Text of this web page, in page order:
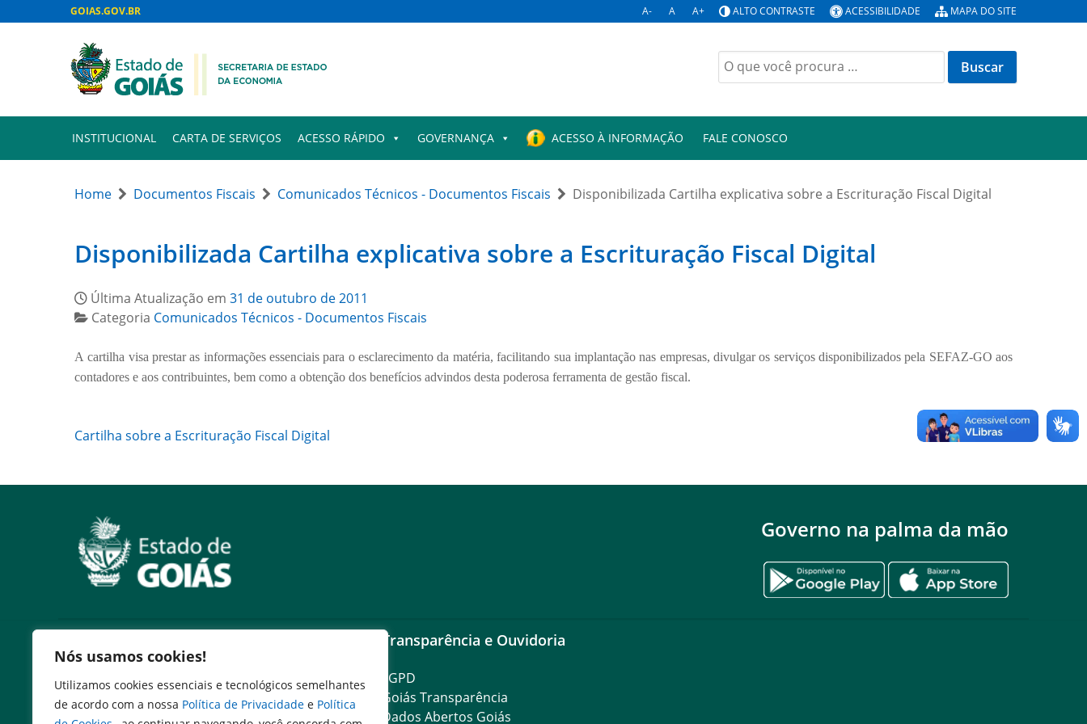
Nós usamos cookies!
Utilizamos cookies essenciais e tecnológicos semelhantes
de acordo com a nossa Política de Privacidade e Política
GOIAS.GOV.BR A- A A+ ALTO CONTRASTE ACESSIBILIDADE MAPA DO SITE
INSTITUCIONAL CARTA DE SERVIÇOS ACESSO RÁPIDO GOVERNANÇA ACESSO À INFORMAÇÃO FALE CONOSCO
Home Documentos Fiscais Comunicados Técnicos - Documentos Fiscais Disponibilizada Cartilha explicativa sobre a Escrituração Fiscal Digital
Disponibilizada Cartilha explicativa sobre a Escrituração Fiscal Digital
Última Atualização em 31 de outubro de 2011
Categoria Comunicados Técnicos - Documentos Fiscais
A cartilha visa prestar as informações essenciais para o esclarecimento da matéria, facilitando sua implantação nas empresas, divulgar os serviços disponibilizados pela SEFAZ-GO aos
contadores e aos contribuintes, bem como a obtenção dos benefícios advindos desta poderosa ferramenta de gestão fiscal.
Cartilha sobre a Escrituração Fiscal Digital
Governo na palma da mão
Expresso Goiás
Expresso Aplicações
Expresso Servidor
Transparência e Ouvidoria
LGPD
Goiás Transparência
Dados Abertos Goiás